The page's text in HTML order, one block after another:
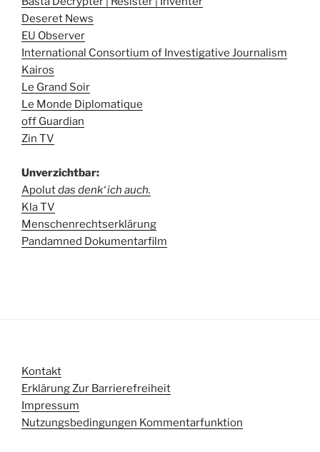
Deseret News
EU Observer
International Consortium of Investigative Journalism
Kairos
Le Grand Soir
Le Monde Diplomatique
off Guardian
Zin TV
Unverzichtbar:
Apolutdas denk‘ ich auch.
Kla TV
Menschenrechtserklärung
Pandamned Dokumentarfilm
Kontakt
Erklärung Zur Barrierefreiheit
Impressum
Nutzungsbedingungen Kommentarfunktion